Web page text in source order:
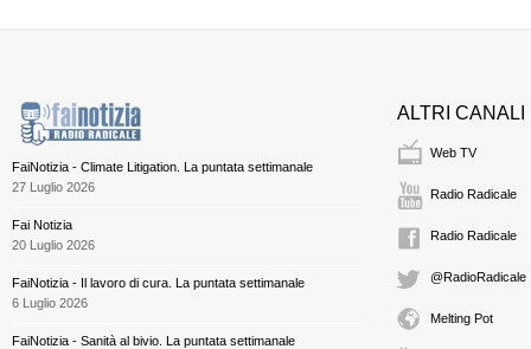
FaiNotizia - Climate Litigation. La puntata settimanale
27 Luglio 2026
Fai Notizia
20 Luglio 2026
FaiNotizia - Il lavoro di cura. La puntata settimanale
6 Luglio 2026
FaiNotizia - Sanità al bivio. La puntata settimanale
ALTRI CANALI
Web TV
Radio Radicale
Radio Radicale
@RadioRadicale
Melting Pot